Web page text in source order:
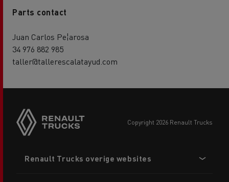
Parts contact
Juan Carlos Pe¦arosa
34 976 882 985
taller@tallerescalatayud.com
copyright 2026 Renault Trucks
menu
Renault Trucks overige websites